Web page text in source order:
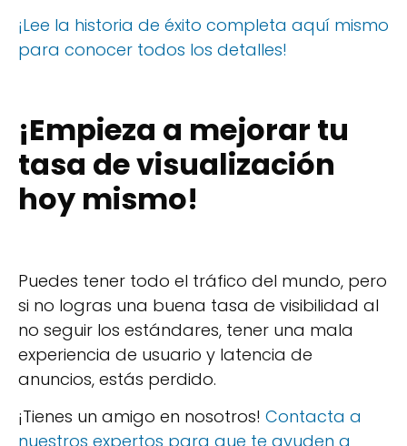
¡Lee la historia de éxito completa aquí mismo
para conocer todos los detalles!
¡Empieza a mejorar tu
tasa de visualización
hoy mismo!
Puedes tener todo el tráfico del mundo, pero
si no logras una buena tasa de visibilidad al
no seguir los estándares, tener una mala
experiencia de usuario y latencia de
anuncios, estás perdido.
¡Tienes un amigo en nosotros! Contacta a
nuestros expertos para que te ayuden a